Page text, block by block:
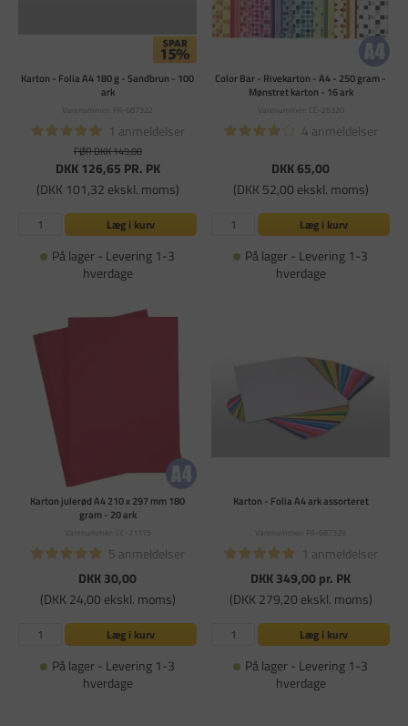
Karton - Folia A4 180 g - Sandbrun - 100
ark
Varenummer: PA-687322
1 anmeldelser
FØR DKK 149,00
DKK 126,65 PR. PK
(DKK 101,32 ekskl. moms)
Læg i kurv
På lager - Levering 1-3
hverdage
Color Bar - Rivekarton - A4 - 250 gram -
Mønstret karton - 16 ark
Varenummer: CC-26320
4 anmeldelser
DKK 65,00
(DKK 52,00 ekskl. moms)
Læg i kurv
På lager - Levering 1-3
hverdage
Karton julerød A4 210 x 297 mm 180
gram - 20 ark
Varenummer: CC-21115
5 anmeldelser
DKK 30,00
(DKK 24,00 ekskl. moms)
Læg i kurv
På lager - Levering 1-3
hverdage
Karton - Folia A4 ark assorteret
Varenummer: PA-687329
1 anmeldelser
DKK 349,00pr. PK
(DKK 279,20 ekskl. moms)
Læg i kurv
På lager - Levering 1-3
hverdage